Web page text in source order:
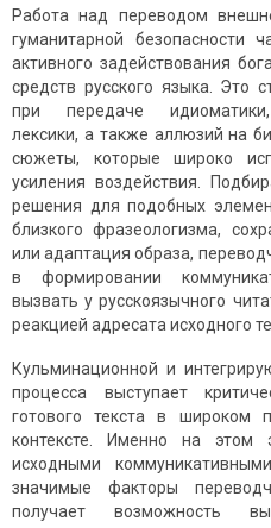
Работа над переводом
гуманитарной безопасности
активного задействования
средств русского языка. Это
при передаче
лексики, а также аллюзий на
сюжеты, которые широко
усиления воздействия.
решения для подобных
близкого фразеологизма,
или адаптация образа,
в формировании
вызвать у русскоязычного
реакцией адресата исходного
Кульминационной и
процесса выступает
готового текста в широком
контексте. Именно на этом
исходными
значимые факторы
получает возможность